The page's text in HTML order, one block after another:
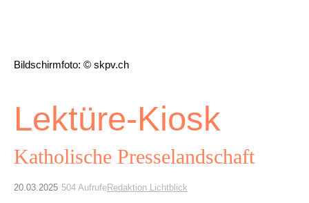
Stellenbörse
Beilagen und Inserate Stellenbörse
Bildschirmfoto: © skpv.ch
Lektüre-Kiosk
Katholische Presselandschaft
20.03.2025 504 AufrufeRedaktion Lichtblick